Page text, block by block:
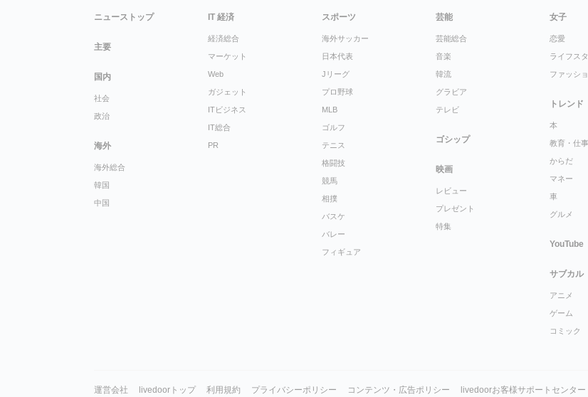
ニューストップ
主要
国内
社会
政治
海外
海外総合
韓国
中国
IT 経済
経済総合
マーケット
Web
ガジェット
ITビジネス
IT総合
PR
スポーツ
海外サッカー
日本代表
Jリーグ
プロ野球
MLB
ゴルフ
テニス
格闘技
競馬
相撲
バスケ
バレー
フィギュア
芸能
芸能総合
音楽
韓流
グラビア
テレビ
ゴシップ
映画
レビュー
プレゼント
特集
女子
恋愛
ライフス
ファッシ
トレンド
本
教育・仕事
からだ
マネー
車
グルメ
YouTube
サブカル
アニメ
ゲーム
コミック
運営会社 livedoorトップ 利用規約 プライバシーポリシー コンテンツ・広告ポリシー livedoorお客様サポートセンター